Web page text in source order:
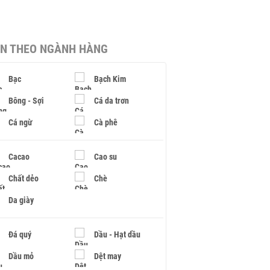
THEO NGÀNH HÀNG
Bạc Bạch Kim
Bông - Sợi Cá da trơn
Cá ngừ Cà phê
Cacao Cao su
Chất dẻo Chè
Da giày
Đá quý Dầu - Hạt dầu
Dầu mỏ Dệt may